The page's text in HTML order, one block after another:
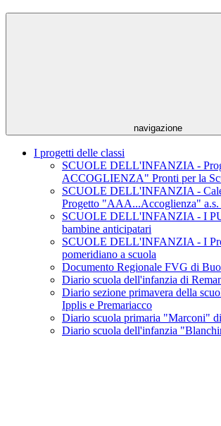
navigazione
I progetti delle classi
SCUOLE DELL'INFANZIA -
ACCOGLIENZA" Pronti per la
SCUOLE DELL'INFANZIA -
Progetto "AAA...Accoglienza" a.s.
SCUOLE DELL'INFANZIA - I
bambine anticipatari
SCUOLE DELL'INFANZIA - I
pomeridiano a scuola
Documento Regionale FVG di
Diario scuola dell'infanzia di
Diario sezione primavera della
Ipplis e Premariacco
Diario scuola primaria "Marconi"
Diario scuola dell'infanzia